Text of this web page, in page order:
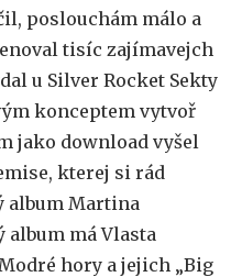
poslouchám málo a
tisíc zajímavejch
u Silver Rocket Sekty
konceptem vytvoř
jako download vyšel
kterej si rád
album Martina
album má Vlasta
hory a jejich „Big